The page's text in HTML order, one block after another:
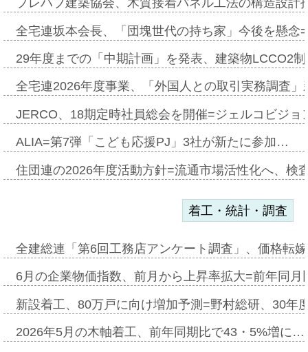
プレハブ建築協会、木質接着パネル工法の構造設
全宅連坂本会長、「団塊世代の持ち家」今後を懸
29年度までの「中期計画」を発表、建築物LCCO2
全宅連2026年度事業、「外国人との取引実務調査
JERCO、18期定時社員総会を開催=ジェルコビジ
ALIA=第7弾「こども応援PJ」3社が新たに参加…
住団連の2026年度活動方針=流通市場活性化へ、検
着工・統計・調査
全建総連「第6回工務店アンケート調査」、価格転
6月の企業物価指数、前月から上昇率拡大=前年同
新設着工、80万戸に向け増加予測=野村総研、30年
2026年5月の木軸着工、前年同期比で43・5%増に…